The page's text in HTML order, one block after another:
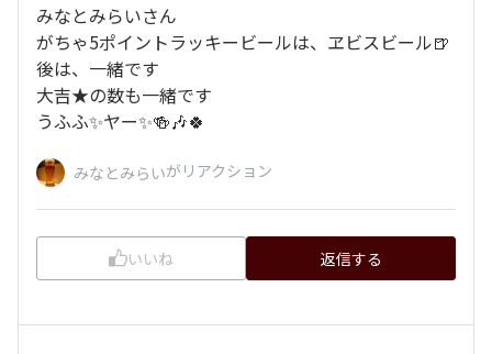
みなとみらいさん
がちゃ5ポイントラッキービールは、ヱビスビール🍺
後は、一緒です
大吉★の数も一緒です
うふふ✨ヤー✨🍻🎶🍀
みなとみらいがリアクション
いいね 返信する